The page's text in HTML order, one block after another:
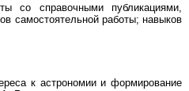
со справочными публикациями,
самостоятельной работы; навыков
к астрономии и формирование